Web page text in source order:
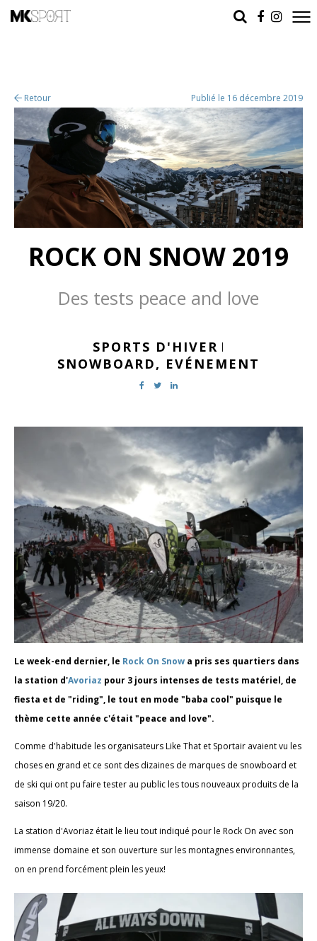
Retour Publié le 16 décembre 2019
ROCK ON SNOW 2019
Des tests peace and love
SPORTS D'HIVER |
SNOWBOARD, EVÉNEMENT
Le week-end dernier, le Rock On Snow a pris ses quartiers dans
la station d'Avoriaz pour 3 jours intenses de tests matériel, de
fiesta et de "riding", le tout en mode "baba cool" puisque le
thème cette année c'était "peace and love".
Comme d'habitude les organisateurs Like That et Sportair avaient vu les
choses en grand et ce sont des dizaines de marques de snowboard et
de ski qui ont pu faire tester au public les tous nouveaux produits de la
saison 19/20.
La station d'Avoriaz était le lieu tout indiqué pour le Rock On avec son
immense domaine et son ouverture sur les montagnes environnantes,
on en prend forcément plein les yeux!